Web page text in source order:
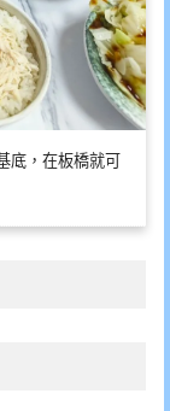
底，在板橋就可